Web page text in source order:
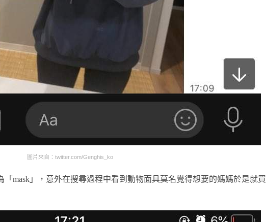
圖片來自：twitter.com/Genghis_ko
mask」，意外在搜尋過程中看到動物面具莫名覺得想要的媽媽於是就買